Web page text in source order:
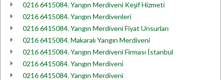
0216 6415084. Yangın Merdiveni Keşif Hizmeti
0216 6415084. Yangın Merdivenleri
0216 6415084. Yangın Merdiveni Fiyat Unsurları
0216 6415084. Makaralı Yangın Merdiveni
0216 6415084. Yangın Merdiveni Firması İstanbul
0216 6415084. Yangın Merdiveni
0216 6415084. Yangın Merdiveni